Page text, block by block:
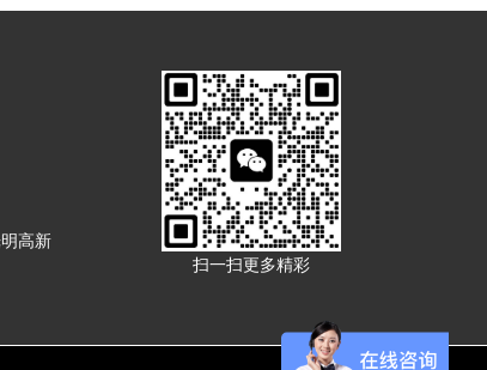
高新
扫一扫更多精彩